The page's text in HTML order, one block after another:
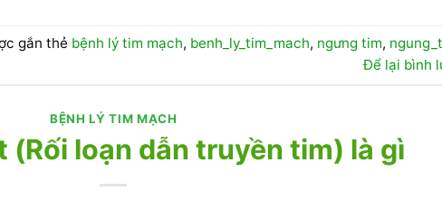
gắn thẻ bệnh lý tim mạch, benh_ly_tim_mach, ngưng tim,
Để lại bình
BỆNH LÝ TIM MẠCH
(Rối loạn dẫn truyền tim) là gì